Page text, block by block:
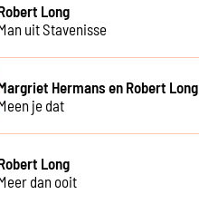
Long
uit Stavenisse
Hermans en Robert Long
je dat
Long
dan ooit